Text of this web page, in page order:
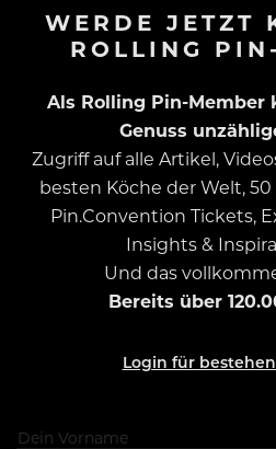
WERDE JETZT
ROLLING
Als Rolling Pin-Member
Genuss
Zugriff auf alle Artikel,
besten Köche der Welt,
Pin.Convention Tickets,
Insights &
Und das
Bereits über
Login für
Dein Vorname